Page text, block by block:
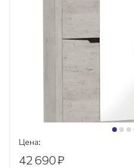
Цена:
42 690₽